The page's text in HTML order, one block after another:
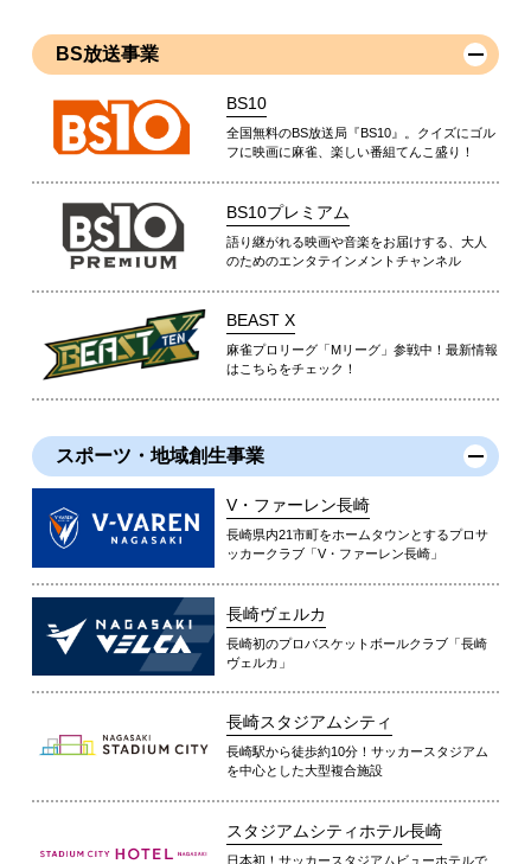
BS放送事業
BS10
全国無料のBS放送局『BS10』。クイズにゴル
フに映画に麻雀、楽しい番組てんこ盛り！
BS10プレミアム
語り継がれる映画や音楽をお届けする、大人
のためのエンタテインメントチャンネル
BEAST X
麻雀プロリーグ「Mリーグ」参戦中！最新情報
はこちらをチェック！
スポーツ・地域創生事業
V・ファーレン長崎
長崎県内21市町をホームタウンとするプロサ
ッカークラブ「V・ファーレン長崎」
長崎ヴェルカ
長崎初のプロバスケットボールクラブ「長崎
ヴェルカ」
長崎スタジアムシティ
長崎駅から徒歩約10分！サッカースタジアム
を中心とした大型複合施設
スタジアムシティホテル長崎
日本初！サッカースタジアムビューホテルで